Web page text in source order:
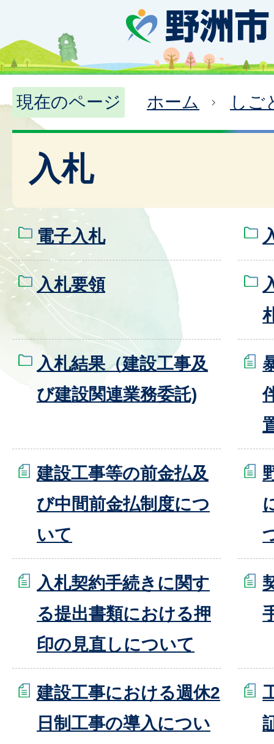
現在のページ ホーム しご
入札
電子入札
入札要領
入札結果（建設工事及
び建設関連業務委託)
建設工事等の前金払及
び中間前金払制度につ
いて
入札契約手続きに関す
る提出書類における押
印の見直しについて
建設工事における週休2
日制工事の導入につい